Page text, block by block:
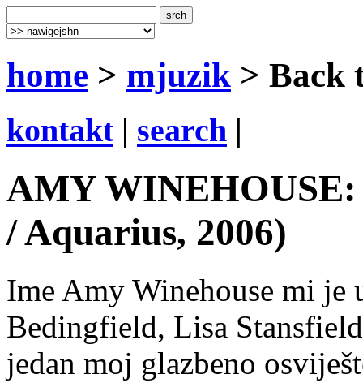
home > mjuzik > Back
kontakt| search |
AMY
/ Aquarius, 2006)
Ime Amy Winehouse mi je
Bedingfield, Lisa
jedan moj glazbeno